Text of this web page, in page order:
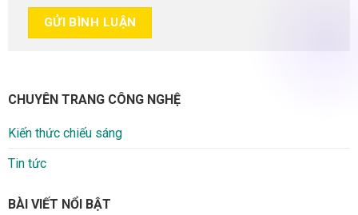
CHUYÊN TRANG CÔNG NGHỆ
Kiến thức chiếu sáng
Tin tức
BÀI VIẾT NỔI BẬT